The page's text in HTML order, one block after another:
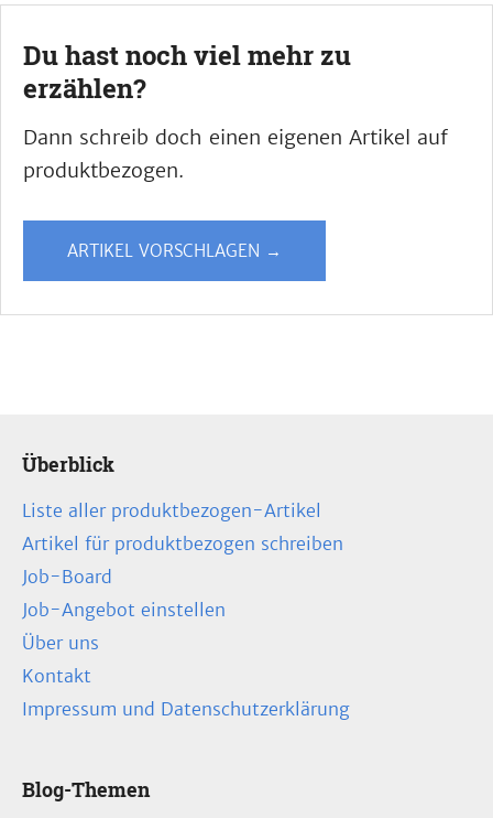
Du hast noch viel mehr zu
erzählen?
Dann schreib doch einen eigenen Artikel auf
produktbezogen.
ARTIKEL VORSCHLAGEN →
Überblick
Liste aller produktbezogen-Artikel
Artikel für produktbezogen schreiben
Job-Board
Job-Angebot einstellen
Über uns
Kontakt
Impressum und Datenschutzerklärung
Blog-Themen